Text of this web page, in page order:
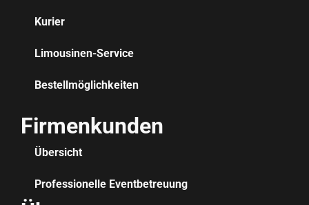
Kurier
Limousinen-Service
Bestellmöglichkeiten
Firmenkunden
Übersicht
Professionelle Eventbetreuung